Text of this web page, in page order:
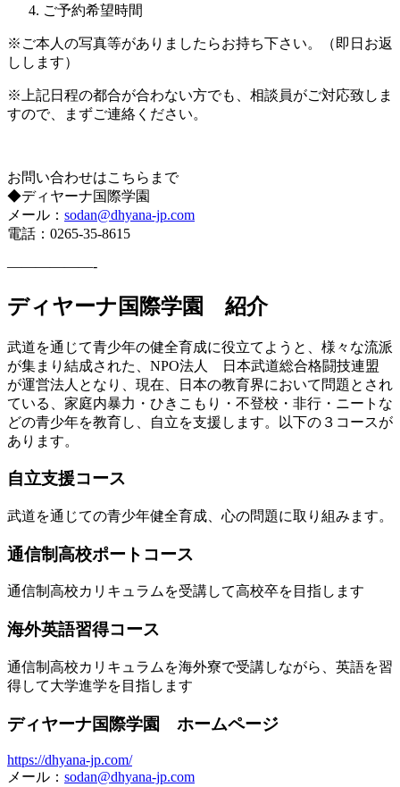
ご予約希望時間
※ご本人の写真等がありましたらお持ち下さい。（即日お返
しします）
※上記日程の都合が合わない方でも、相談員がご対応致しま
すので、まずご連絡ください。
お問い合わせはこちらまで
◆ディヤーナ国際学園
メール： sodan@dhyana-jp.com
電話：0265-35-8615
——————-
ディヤーナ国際学園 紹介
武道を通じて青少年の健全育成に役立てようと、様々な流派
が集まり結成された、NPO法人 日本武道総合格闘技連盟
が運営法人となり、現在、日本の教育界において問題とされ
ている、家庭内暴力・ひきこもり・不登校・非行・ニートな
どの青少年を教育し、自立を支援します。以下の３コースが
あります。
自立支援コース
武道を通じての青少年健全育成、心の問題に取り組みます。
通信制高校ポートコース
通信制高校カリキュラムを受講して高校卒を目指します
海外英語習得コース
通信制高校カリキュラムを海外寮で受講しながら、英語を習
得して大学進学を目指します
ディヤーナ国際学園 ホームページ
https://dhyana-jp.com/
メール： sodan@dhyana-jp.com